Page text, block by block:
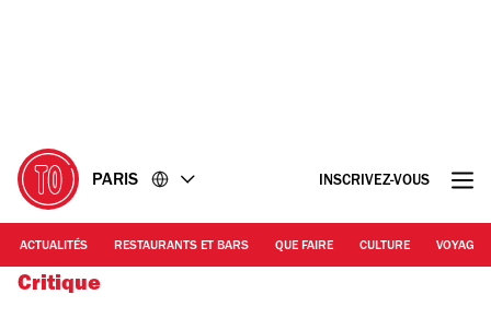
PARIS INSCRIVEZ-VOUS
ACTUALITÉS RESTAURANTS ET BARS QUE FAIRE CULTURE VOYAGE
Critique